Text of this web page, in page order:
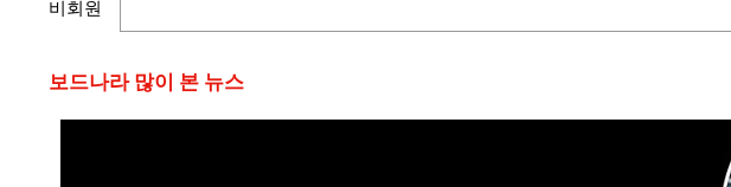
비회원
보드나라 많이 본 뉴스